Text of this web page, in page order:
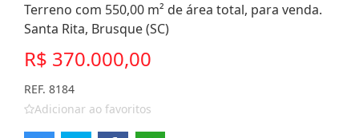
Terreno com 550,00 m² de área total, para venda.
Santa Rita, Brusque (SC)
R$ 370.000,00
REF. 8184
Adicionar ao favoritos